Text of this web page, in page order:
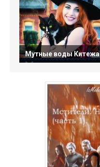
Мутные воды Китежа